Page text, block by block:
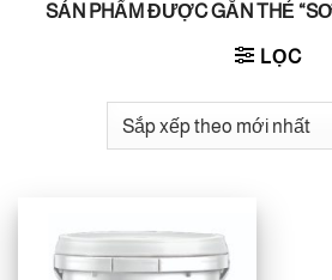
SẢN PHẨM ĐƯỢC GẮN THẺ
LỌC